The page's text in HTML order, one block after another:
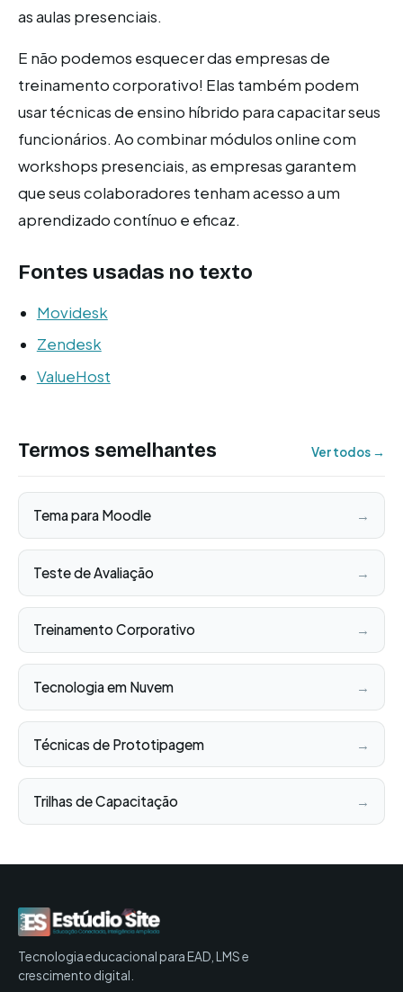
as aulas presenciais.
E não podemos esquecer das empresas de
treinamento corporativo! Elas também podem
usar técnicas de ensino híbrido para capacitar seus
funcionários. Ao combinar módulos online com
workshops presenciais, as empresas garantem
que seus colaboradores tenham acesso a um
aprendizado contínuo e eficaz.
Fontes usadas no texto
Movidesk
Zendesk
ValueHost
Termos semelhantes Ver todos →
Tema para Moodle →
Teste de Avaliação →
Treinamento Corporativo →
Tecnologia em Nuvem →
Técnicas de Prototipagem →
Trilhas de Capacitação →
Tecnologia educacional para EAD, LMS e
crescimento digital.